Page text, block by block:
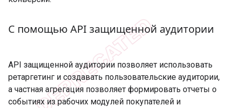
С помощью API защищенной аудитории
API защищенной аудитории позволяет использовать
ретаргетинг и создавать пользовательские аудитории,
а частная агрегация позволяет формировать отчеты о
событиях из рабочих модулей покупателей и